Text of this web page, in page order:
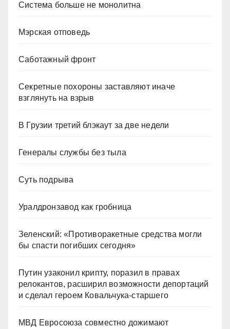
Система больше не монолитна
Мэрская отповедь
Саботажный фронт
Секретные похороны заставляют иначе
взглянуть на взрыв
В Грузии третий блэкаут за две недели
Генералы службы без тыла
Суть подрыва
Уралдронзавод как гробница
Зеленский: «Противоракетные средства могли
бы спасти погибших сегодня»
Путин узаконил крипту, поразил в правах
релокантов, расширил возможности депортаций
и сделал героем Ковальчука-старшего
МВД Евросоюза совместно дожимают